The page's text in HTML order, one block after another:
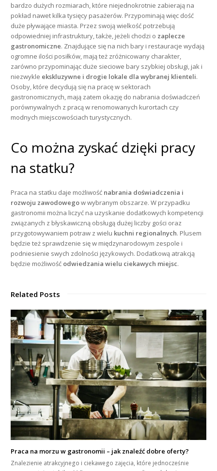
bardzo dużych rozmiarach, które niejednokrotnie zabierają na
pokład nawet kilka tysięcy pasażerów. Przypominają więc dość
duże pływające miasta. Przez swoją wielkość potrzebują
odpowiedniej infrastruktury, także, jeżeli chodzi o zaplecze
gastronomiczne. Znajdujące się na nich bary i restauracje wydają
ogromne ilości posiłków, mają też zróżnicowany charakter,
zarówno przypominając duże sieciowe bary szybkiej obsługi, jak i
niezwykle ekskluzywne i drogie lokale dla wybranej klienteli.
Osoby, które decydują się na pracę w sektorach
gastronomicznych, mają zatem okazję do nabrania doświadczeń
porównywalnych z pracą w renomowanych kurortach czy
modnych miejscowościach turystycznych.
Co można zyskać dzięki pracy
na statku?
Praca na statku daje możliwość nabrania doświadczenia i
rozwoju zawodowegow wybranym obszarze. W przypadku
gastronomii można liczyć na uzyskanie dodatkowych kompetencji
związanych z błyskawiczną obsługą dużej liczby gości oraz
przygotowywaniem potraw z wielu kuchni regionalnych. Plusem
będzie też sprawdzenie się w międzynarodowym zespole i
podniesienie swych zdolności językowych. Dodatkową atrakcją
będzie możliwość odwiedzania wielu ciekawych miejsc.
Related Posts
Praca na morzu w gastronomii – jak znaleźć dobre oferty?
Znalezienie atrakcyjnego i ciekawego zajęcia, które jednocześnie